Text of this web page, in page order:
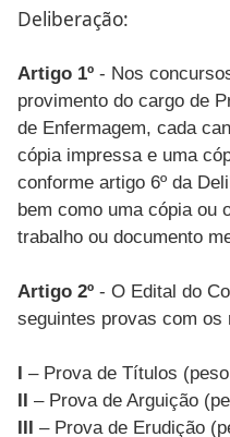
Deliberação:
Artigo 1º - Nos
provimento do cargo de
de Enfermagem, cada
cópia impressa e uma
conforme artigo 6º da
bem como uma cópia ou
trabalho ou documento
Artigo 2º - O Edital do
seguintes provas com os
I – Prova de Títulos
II – Prova de Arguição
III – Prova de Erudição